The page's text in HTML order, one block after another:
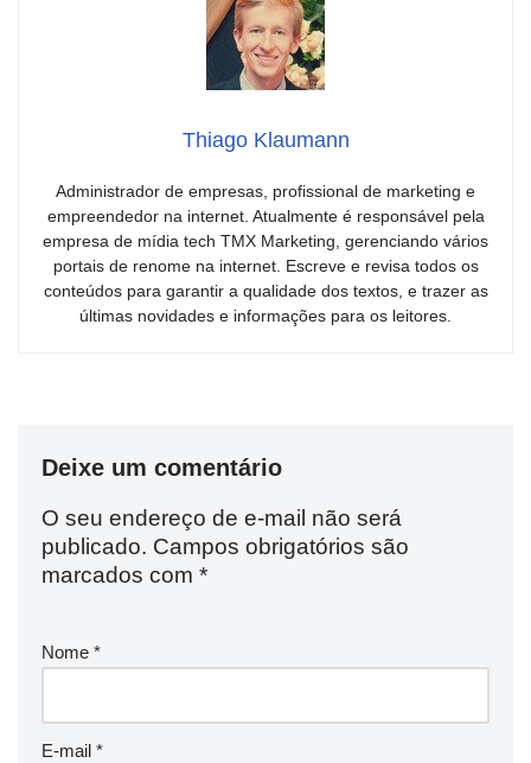
Thiago Klaumann
Administrador de empresas, profissional de marketing e
empreendedor na internet. Atualmente é responsável pela
empresa de mídia tech TMX Marketing, gerenciando vários
portais de renome na internet. Escreve e revisa todos os
conteúdos para garantir a qualidade dos textos, e trazer as
últimas novidades e informações para os leitores.
Deixe um comentário
O seu endereço de e-mail não será
publicado. Campos obrigatórios são
marcados com *
Nome *
E-mail *